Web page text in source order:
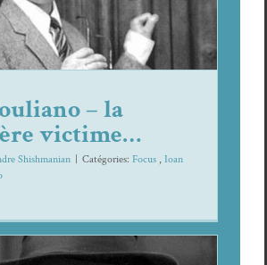
victime…
Focus Ioan Petru Couliano
– la
victime…
Shishmanian | Caté­gories: Focus , Ioan